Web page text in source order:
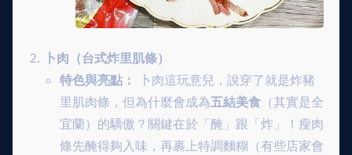
卜肉（台式炸里肌條）
特色與亮點：
卜肉這玩意兒，說穿了就是炸豬
里肌肉條，但為什麼會成為五結美食 （其實是全
宜蘭）的驕傲？關鍵在於「醃」跟「炸」！瘦肉
條先醃得夠入味，再裹上特調麵糊（有些店家會